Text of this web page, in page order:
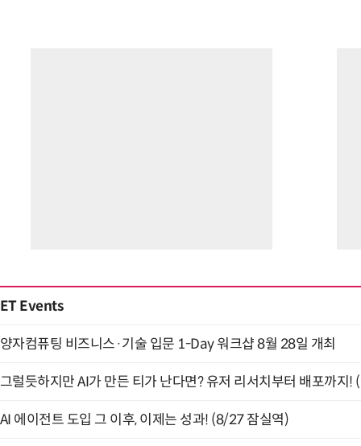
ET Events
양자컴퓨팅 비즈니스·기술 입문 1-Day 워크샵 8월 28일 개최
그럴듯하지만 AI가 만든 티가 난다면? 유저 리서치부터 배포까지!
AI 에이전트 도입 그 이후, 이제는 성과! (8/27 잠실역)